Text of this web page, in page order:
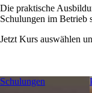
Die praktische
Schulungen im Betrieb
Jetzt Kurs auswählen
Schulungen